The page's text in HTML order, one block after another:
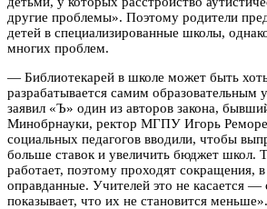
другие проблемы». Поэтому родители
детей в специализированные школы,
многих проблем.
— Библиотекарей в школе может быть
разрабатывается самим
заявил «Ъ» один из авторов закона,
Минобрнауки, ректор МГПУ Игорь
социальных педагогов вводили, чтобы
больше ставок и увеличить бюджет школ.
работает, поэтому проходят сокращения,
оправданные. Учителей это не касается —
показывает, что их не становится меньше».